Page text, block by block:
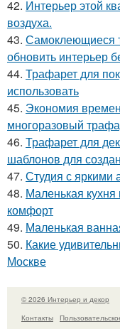
42. Интерьер этой
воздуха.
43. Самоклеющиеся
обновить интерьер
44. Трафарет для
использовать
45. Экономия
многоразовый
46. Трафарет для
шаблонов для
47. Студия с яркими
48. Маленькая кухня
комфорт
49. Маленькая
50. Какие
Москве
© 2026 Интерьер и декор
Контакты